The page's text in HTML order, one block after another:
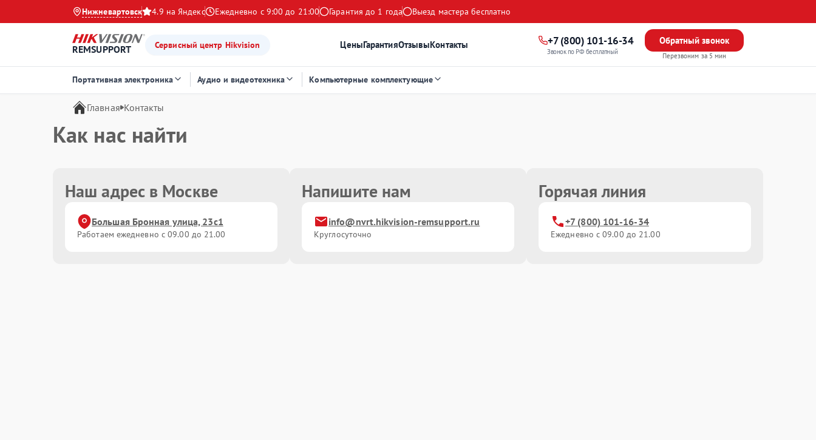
Нижневартовск 4.9 на Яндекс Ежедневно с 9:00 до 21:00 Гарантия до 1 года Выезд мастера бесплатно
REMSUPPORT Сервисный центр Hikvision ЦеныГарантияОтзывыКонтакты +7 (800) 101-16-34
Звонок по РФ бесплатный
Обратный звонок
Перезвоним за 5 мин
Портативная электроника Аудио и видеотехника Компьютерные комплектующие
Главная Контакты
Как нас найти
Наш адрес в Москве
Большая Бронная улица, 23с1
Работаем ежедневно с 09.00 до 21.00
Напишите нам
info@nvrt.hikvision-remsupport.ru
Круглосуточно
Горячая линия
+7 (800) 101-16-34
Ежедневно с 09.00 до 21.00